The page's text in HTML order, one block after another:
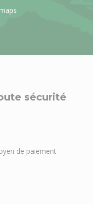
sécurité
de paiement